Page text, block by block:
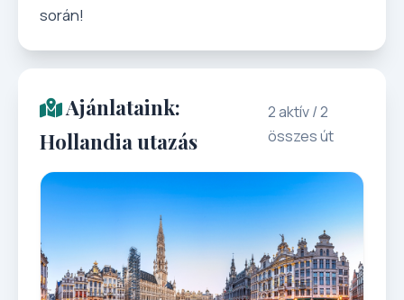
során!
Ajánlataink:
Hollandia utazás
2 aktív / 2
összes út